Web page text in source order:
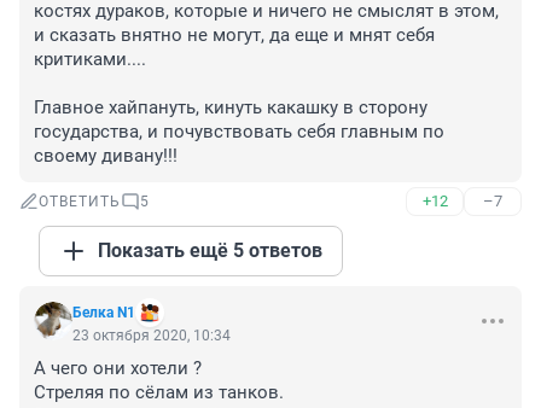
костях дураков, которые и ничего не смыслят в этом,
и сказать внятно не могут, да еще и мнят себя
критиками....
Главное хайпануть, кинуть какашку в сторону
государства, и почувствовать себя главным по
своему дивану!!!
ОТВЕТИТЬ 5 +12 –7
Показать ещё 5 ответов
Белка N1
23 октября 2020, 10:34
А чего они хотели ?
Стреляя по сёлам из танков.